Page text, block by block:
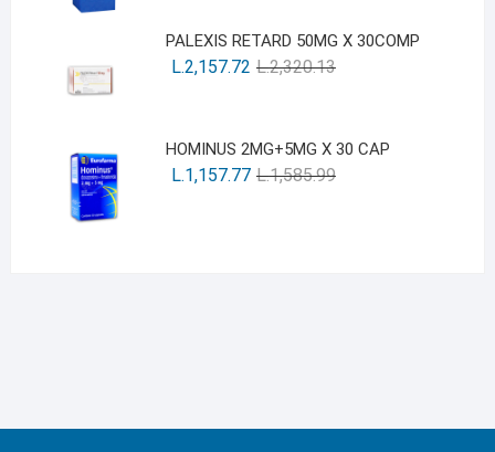
PALEXIS RETARD 50MG X 30COMP
L.2,320.13
L.2,157.72
HOMINUS 2MG+5MG X 30 CAP
L.1,585.99
L.1,157.77